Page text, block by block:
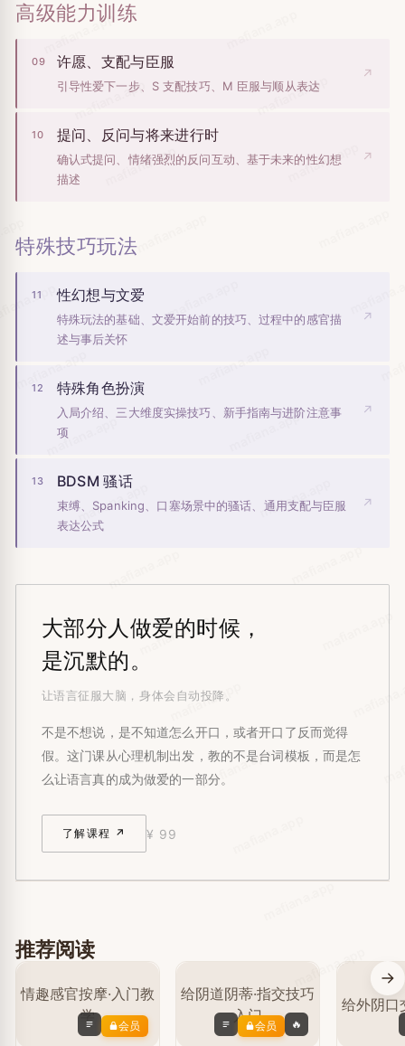
高级能力训练
09 许愿、支配与臣服
引导性爱下一步、S 支配技巧、M 臣服与顺从表达
↗
10 提问、反问与将来进行时
确认式提问、情绪强烈的反问互动、基于未来的性幻想
描述
↗
特殊技巧玩法
11 性幻想与文爱
特殊玩法的基础、文爱开始前的技巧、过程中的感官描
述与事后关怀
↗
12 特殊角色扮演
入局介绍、三大维度实操技巧、新手指南与进阶注意事
项
↗
13 BDSM 骚话
束缚、Spanking、口塞场景中的骚话、通用支配与臣服
表达公式
↗
大部分人做爱的时候，
是沉默的。
让语言征服大脑，身体会自动投降。
不是不想说，是不知道怎么开口，或者开口了反而觉得
假。这门课从心理机制出发，教的不是台词模板，而是怎
么让语言真的成为做爱的一部分。
了解课程 ↗ ¥ 99
推荐阅读
会员 会员 🔥
mafiana.app
mafiana.app
mafiana.app
mafiana.app
mafiana.app
mafiana.app
mafiana.app
mafiana.app
mafiana.app
mafiana.app
mafiana.app
mafiana.app
mafiana.app
mafiana.app
mafiana.app